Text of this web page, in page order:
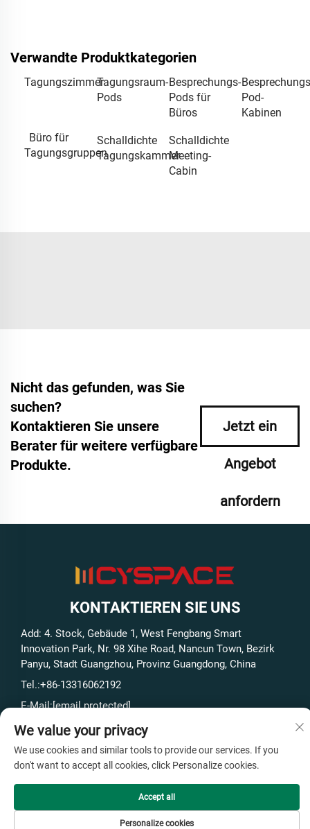
Verwandte Produktkategorien
TagungszimmerTagungsraum-
Pods
Besprechungs-
Pods für
Büros
Pod-
Kabinen
Büro für
Tagungsgruppen
Schalldichte
Tagungskammer
Schalldichte
Meeting-
Cabin
Nicht das gefunden, was Sie
suchen?
Kontaktieren Sie unsere
Berater für weitere verfügbare
Produkte.
Jetzt ein
Angebot
anfordern
KONTAKTIEREN SIE UNS
Add: 4. Stock, Gebäude 1, West Fengbang Smart
Innovation Park, Nr. 98 Xihe Road, Nancun Town, Bezirk
Panyu, Stadt Guangzhou, Provinz Guangdong, China
Tel.:+86-13316062192
E-Mail:[email protected]
Urheberrecht © GuangZhou Cyspace Intelligent Equipment
Co., Ltd Alle Rechte vorbehalten -Datenschutzrichtlinie
weiß.Blog
We value your privacy
We use cookies and similar tools to provide our services. If you
don't want to accept all cookies, click Personalize cookies.
Personalize cookies
Accept all